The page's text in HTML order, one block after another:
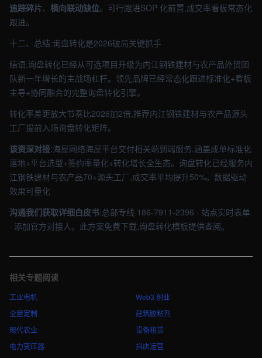
追踪碎片、 横向联动缺位。可行跟进SOP 化前置,成交率看板常态化
跟进。
十二、总结:询盘转化是2026破局关键抓手
结语,询盘转化已经从可选项目升级为内江钢铁建材与农产品外贸团
队新一年增长的主战场杠杆。领先品牌已经常态化跟进标准化+看板
主导+协同融合的完整询盘转化引擎。
转化率差距放大节奏比2026加2倍,推荐内江钢铁建材与农产品源头
工厂提前入场询盘转化矩阵。
该资深对接:海屋网络海屋平台交付相关端到端服务,涵盖成单标准化
落地+平台选型+签约率量化+转化增长全生态。询盘转化已经服务内
江钢铁建材与农产品70+源头工厂,成交率平均提升50%。数据驱动
效果可量化
沟通我们获取详细白皮书:总部专线 186-7911-2396 · 站点实时表单
· 添加官方对接人。此方案免费下载,询盘转化模板提供查阅。
相关专题阅读
工业电机
全屋定制
现代农业
电力变压器
Web3 创业
建筑胶粘剂
设备租赁
抖店运营